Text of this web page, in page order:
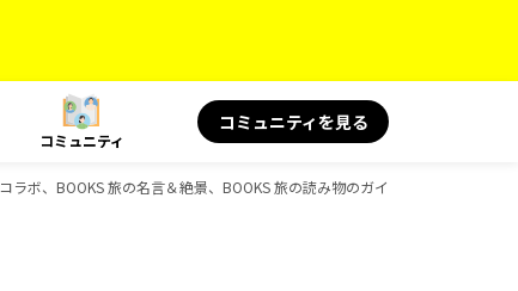
コミュニティ
コミュニティを見る
ボ、BOOKS 旅の名言＆絶景、BOOKS 旅の読み物のガイドブック一覧